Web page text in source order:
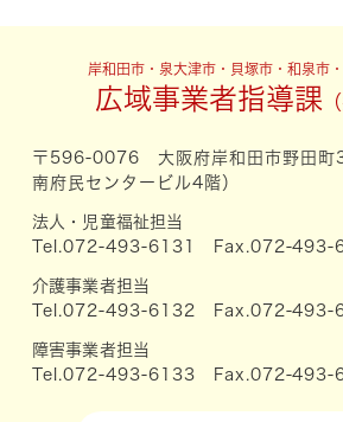
岸和田市・泉大津市・貝塚市・和泉市
広域事業者指導課
〒596-0076 大阪府岸和田市野田町
南府民センタービル4階）
法人・児童福祉担当
Tel.072-493-6131 Fax.072-493-
介護事業者担当
Tel.072-493-6132 Fax.072-493-
障害事業者担当
Tel.072-493-6133 Fax.072-493-